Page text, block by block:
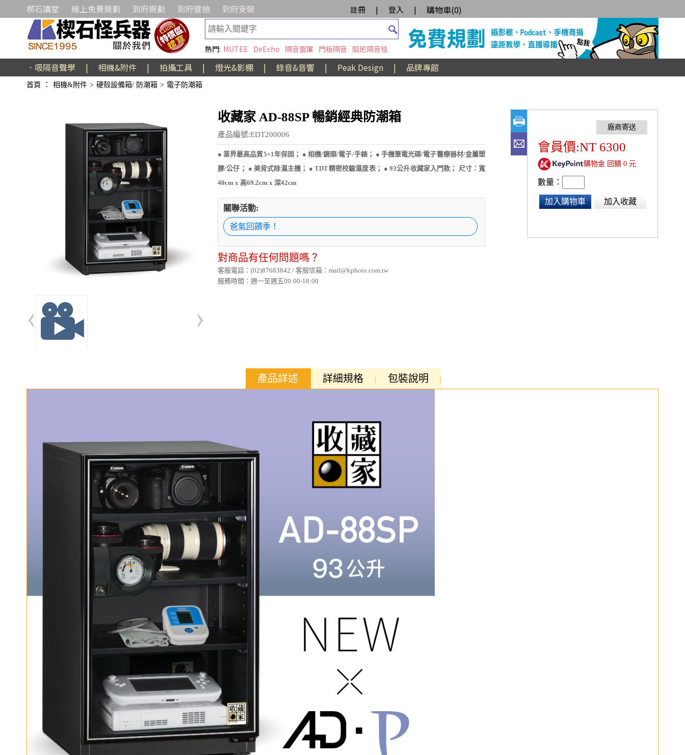
楔石講堂 線上免費規劃 到府規劃 到府健檢 到府安裝 註冊 | 登入 | 購物車(0)
熱門: MUTEE DeEcho 隔音窗簾 門板隔音 阻尼隔音毯
．吸隔音聲學 | 相機&附件 | 拍攝工具 | 燈光&影棚 | 錄音&音響 | Peak Design | 品牌專館
首頁 ： 相機&附件 > 硬殼設備箱/ 防潮箱 > 電子防潮箱
收藏家 AD-88SP 暢銷經典防潮箱
產品編號:EDT200006
● 業界最高品質5+1年保固； ● 相機/鏡頭/電子/手錶； ● 手機筆電光碟/電子醫療器材/金屬塑
膠/公仔； ● 美背式除濕主機； ● TDT精密校驗濕度表； ● 93公升收藏家入門款； 尺寸：寬
40cm x 高69.2cm x 深42cm
關聯活動:
爸氣回饋季！
對商品有任何問題嗎？
客服電話：(02)87683842 / 客服信箱：mail@kphoto.com.tw
服務時間：週一至週五09:00-18:00
會員價:NT 6300
購物金 回饋 0 元
數量：
加入購物車 加入收藏
產品詳述 詳細規格 包裝說明